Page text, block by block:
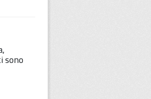
sono